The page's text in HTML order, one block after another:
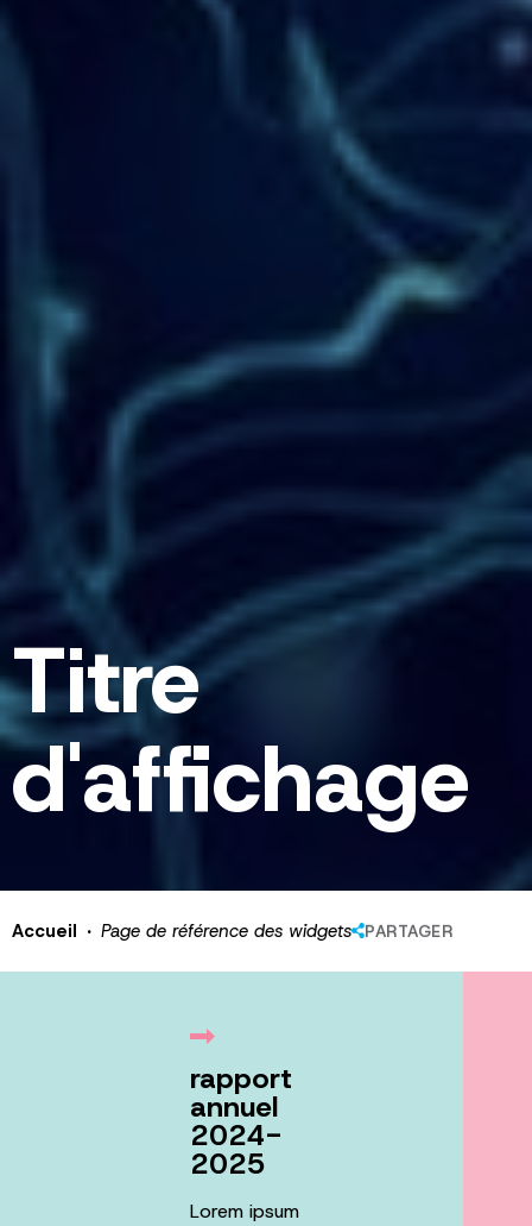
Titre
d'affichage
Accueil · Page de référence des widgets PARTAGER
rapport
annuel
2024-
2025
Lorem ipsum